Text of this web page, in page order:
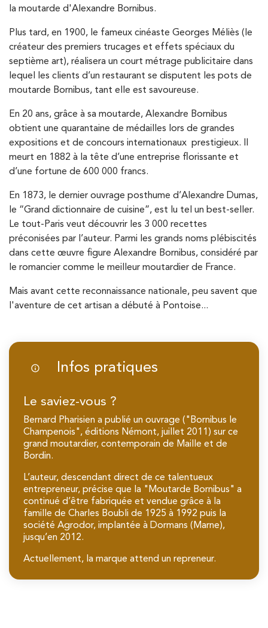
la moutarde d'Alexandre Bornibus.
Plus tard, en 1900, le fameux cinéaste Georges Méliès (le
créateur des premiers trucages et effets spéciaux du
septième art), réalisera un court métrage publicitaire dans
lequel les clients d’un restaurant se disputent les pots de
moutarde Bornibus, tant elle est savoureuse.
En 20 ans, grâce à sa moutarde, Alexandre Bornibus
obtient une quarantaine de médailles lors de grandes
expositions et de concours internationaux prestigieux. Il
meurt en 1882 à la tête d’une entreprise florissante et
d’une fortune de 600 000 francs.
En 1873, le dernier ouvrage posthume d’Alexandre Dumas,
le “Grand dictionnaire de cuisine”, est lu tel un best-seller.
Le tout-Paris veut découvrir les 3 000 recettes
préconisées par l’auteur. Parmi les grands noms plébiscités
dans cette œuvre figure Alexandre Bornibus, considéré par
le romancier comme le meilleur moutardier de France.
Mais avant cette reconnaissance nationale, peu savent que
l'aventure de cet artisan a débuté à Pontoise...
Infos pratiques
Le saviez-vous ?
Bernard Pharisien a publié un ouvrage ("Bornibus le
Champenois", éditions Némont, juillet 2011) sur ce
grand moutardier, contemporain de Maille et de
Bordin.
L’auteur, descendant direct de ce talentueux
entrepreneur, précise que la "Moutarde Bornibus" a
continué d’être fabriquée et vendue grâce à la
famille de Charles Boubli de 1925 à 1992 puis la
société Agrodor, implantée à Dormans (Marne),
jusqu’en 2012.
Actuellement, la marque attend un repreneur.